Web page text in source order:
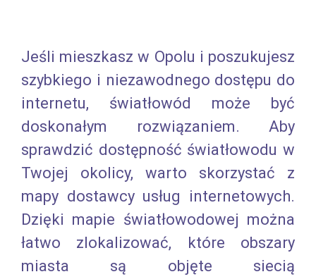
Jeśli mieszkasz w Opolu i poszukujesz
szybkiego i niezawodnego dostępu do
internetu, światłowód może być
doskonałym rozwiązaniem. Aby
sprawdzić dostępność światłowodu w
Twojej okolicy, warto skorzystać z
mapy dostawcy usług internetowych.
Dzięki mapie światłowodowej można
łatwo zlokalizować, które obszary
miasta są objęte siecią